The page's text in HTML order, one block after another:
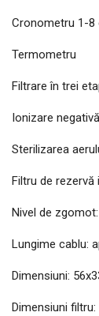
Cronometru 1-8
Termometru
Filtrare în trei
Ionizare negativă
Sterilizarea
Filtru de rezervă
Nivel de
Lungime cablu:
Dimensiuni:
Dimensiuni